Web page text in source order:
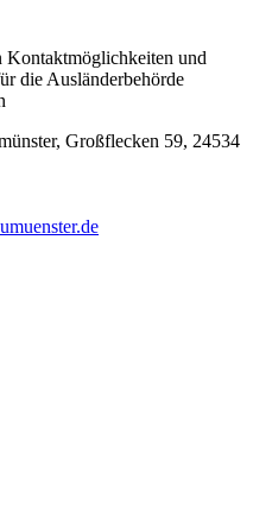
Kontaktmöglichkeiten und
die Ausländerbehörde
Großflecken 59, 24534